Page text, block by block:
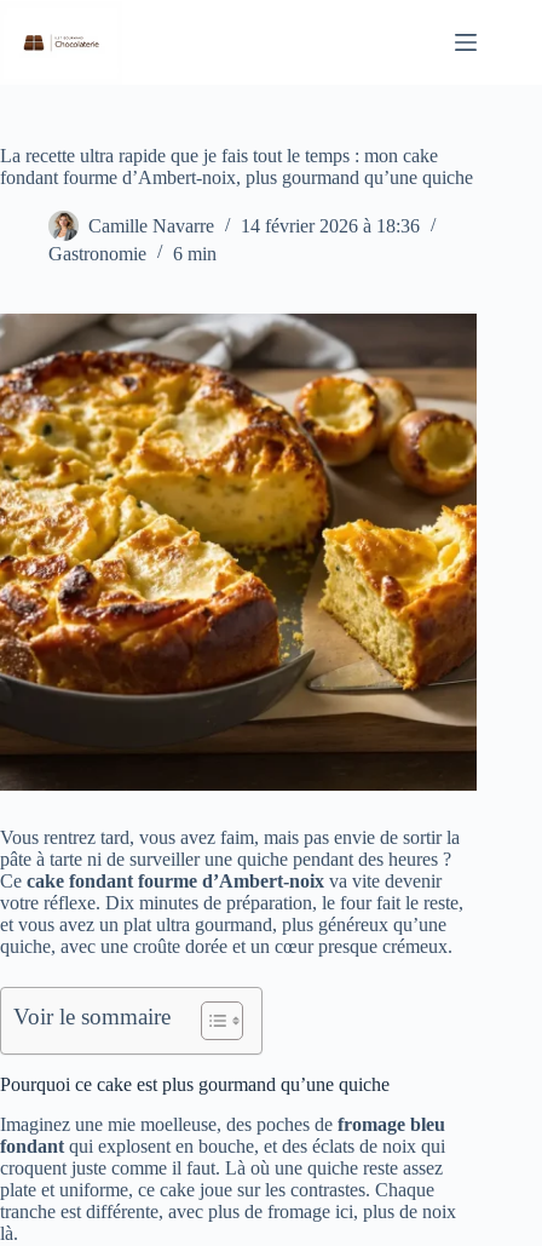
contenu
La recette ultra rapide que je fais tout le temps : mon cake
fondant fourme d’Ambert-noix, plus gourmand qu’une quiche
Camille Navarre
14 février 2026 à 18:36
Gastronomie
6 min
Vous rentrez tard, vous avez faim, mais pas envie de sortir la
pâte à tarte ni de surveiller une quiche pendant des heures ?
Ce cake fondant fourme d’Ambert-noix va vite devenir
votre réflexe. Dix minutes de préparation, le four fait le reste,
et vous avez un plat ultra gourmand, plus généreux qu’une
quiche, avec une croûte dorée et un cœur presque crémeux.
Voir le sommaire
Pourquoi ce cake est plus gourmand qu’une quiche
Imaginez une mie moelleuse, des poches de fromage bleu
fondant qui explosent en bouche, et des éclats de noix qui
croquent juste comme il faut. Là où une quiche reste assez
plate et uniforme, ce cake joue sur les contrastes. Chaque
tranche est différente, avec plus de fromage ici, plus de noix
là.